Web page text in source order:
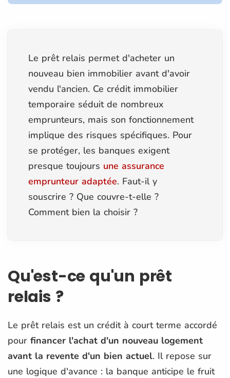
Le prêt relais permet d'acheter un
nouveau bien immobilier avant d'avoir
vendu l'ancien. Ce crédit immobilier
temporaire séduit de nombreux
emprunteurs, mais son fonctionnement
implique des risques spécifiques. Pour
se protéger, les banques exigent
presque toujours une assurance
emprunteur adaptée. Faut-il y
souscrire ? Que couvre-t-elle ?
Comment bien la choisir ?
Qu'est-ce qu'un prêt
relais ?
Le prêt relais est un crédit à court terme accordé
pour financer l'achat d'un nouveau logement
avant la revente d'un bien actuel. Il repose sur
une logique d'avance : la banque anticipe le fruit